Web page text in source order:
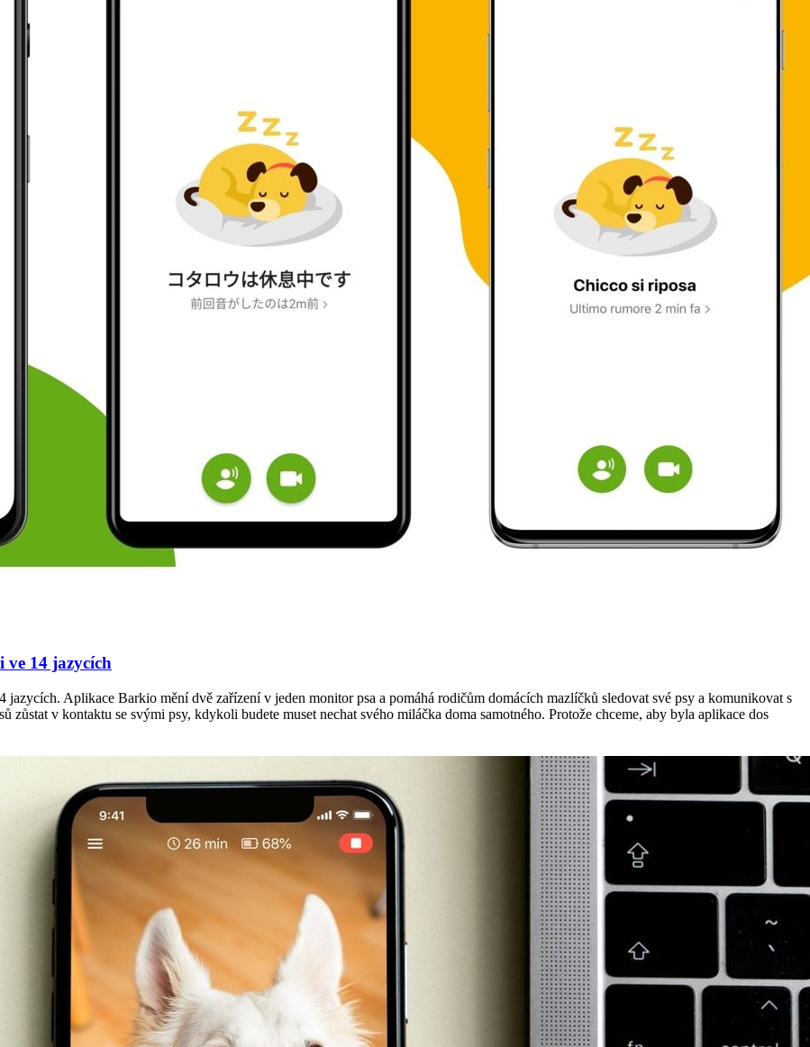
ve 14 jazycích
Aplikace Barkio mění dvě zařízení v jeden monitor psa a pomáhá rodičům domácích mazlíčků sledovat své psy a komunikovat s
v kontaktu se svými psy, kdykoli budete muset nechat svého miláčka doma samotného. Protože chceme, aby byla aplikace dos